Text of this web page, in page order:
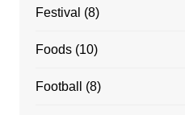
Festival (8)
Foods(10)
Football (8)